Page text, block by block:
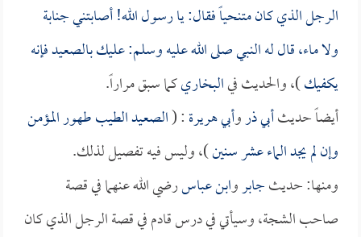
الرجل الذي كان متنحياً فقال: يا رسول الله! أصابتني جنابة
ولا ماء، قال له النبي صلى الله عليه وسلم: عليك بالصعيد فإنه
يكفيك)، والحديث فيالبخاريكما سبق مراراً.
أيضاً حديثأبي ذروأبي هريرة: (الصعيد الطيب طهور المؤمن
وإن لم يجد الماء عشر سنين)، وليس فيه تفصيل لذلك.
ومنها: حديثجابروابن عباسرضي الله عنهما في قصة
صاحب الشجة، وسيأتي في درس قادم في قصة الرجل الذي كان